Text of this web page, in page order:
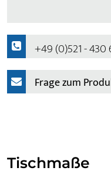
+49 (0)521 -
Frage zum
Tischmaße